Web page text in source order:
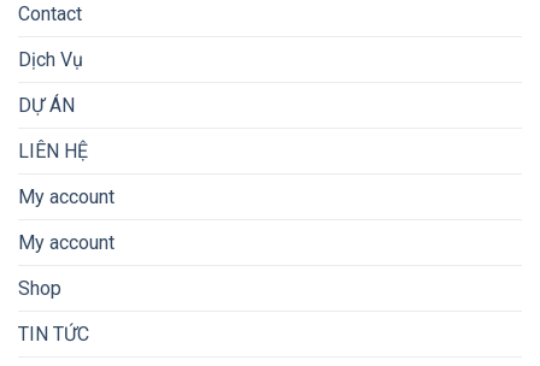
Contact
Dịch Vụ
DỰ ÁN
LIÊN HỆ
My account
My account
Shop
TIN TỨC